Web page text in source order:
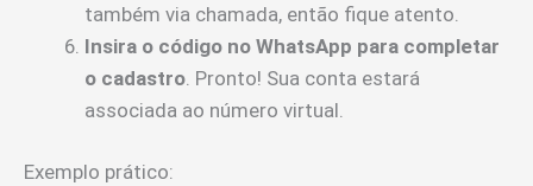
também via chamada, então fique atento.
Insira o código no WhatsApp para completar
o cadastro . Pronto! Sua conta estará
associada ao número virtual.
Exemplo prático: